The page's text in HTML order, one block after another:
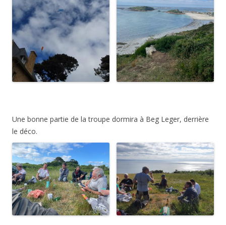
Une bonne partie de la troupe dormira à Beg Leger, derrière
le déco.